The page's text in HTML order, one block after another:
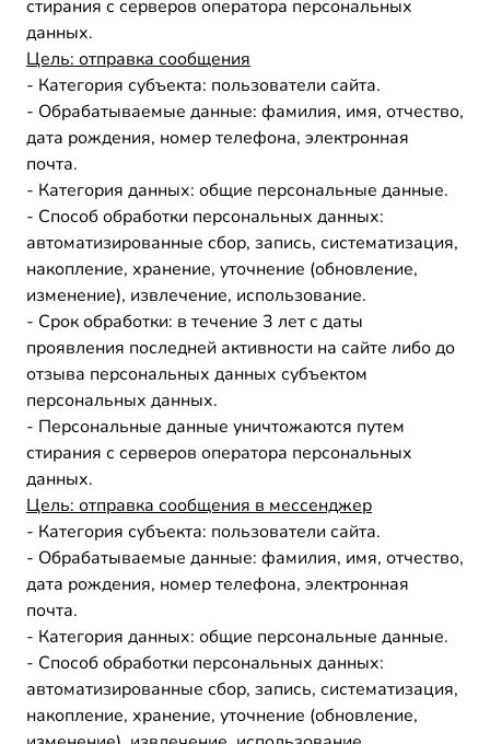
стирания с серверов оператора персональных
данных.
Цель: отправка сообщения
- Категория субъекта: пользователи сайта.
- Обрабатываемые данные: фамилия, имя, отчество,
дата рождения, номер телефона, электронная
почта.
- Категория данных: общие персональные данные.
- Способ обработки персональных данных:
автоматизированные сбор, запись, систематизация,
накопление, хранение, уточнение (обновление,
изменение), извлечение, использование.
- Срок обработки: в течение 3 лет с даты
проявления последней активности на сайте либо до
отзыва персональных данных субъектом
персональных данных.
- Персональные данные уничтожаются путем
стирания с серверов оператора персональных
данных.
Цель: отправка сообщения в мессенджер
- Категория субъекта: пользователи сайта.
- Обрабатываемые данные: фамилия, имя, отчество,
дата рождения, номер телефона, электронная
почта.
- Категория данных: общие персональные данные.
- Способ обработки персональных данных:
автоматизированные сбор, запись, систематизация,
накопление, хранение, уточнение (обновление,